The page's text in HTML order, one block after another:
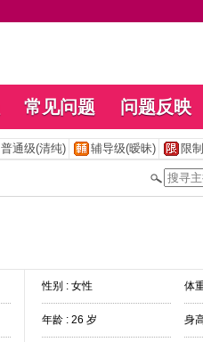
常见问题 问题反映
普通级(清纯) 辅导级(暧昧) 限
性别 : 女性 体
年龄 : 26 岁 身